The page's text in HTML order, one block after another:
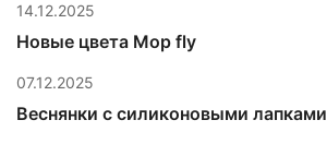
14.12.2025
Новые цвета Mop fly
07.12.2025
Веснянки с силиконовыми лапками